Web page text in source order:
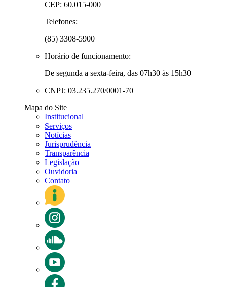
CEP: 60.015-000
Telefones:
(85) 3308-5900
Horário de funcionamento:
De segunda a sexta-feira, das 07h30 às 15h30
CNPJ: 03.235.270/0001-70
Mapa do Site
Institucional
Serviços
Notícias
Jurisprudência
Transparência
Legislação
Ouvidoria
Contato